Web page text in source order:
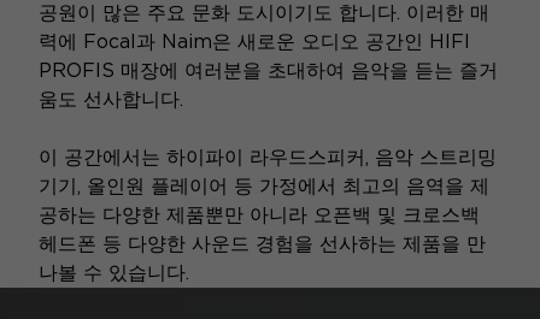
공원이 많은 주요 문화 도시이기도 합니다. 이러한 매
력에 Focal과 Naim은 새로운 오디오 공간인 HIFI
PROFIS 매장에 여러분을 초대하여 음악을 듣는 즐거
움도 선사합니다.
이 공간에서는 하이파이 라우드스피커, 음악 스트리밍
기기, 올인원 플레이어 등 가정에서 최고의 음역을 제
공하는 다양한 제품뿐만 아니라 오픈백 및 크로스백
헤드폰 등 다양한 사운드 경험을 선사하는 제품을 만
나볼 수 있습니다.